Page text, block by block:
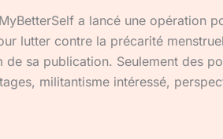
MyBetterSelf a lancé une opération
lutter contre la précarité
de sa publication. Seulement des
militantisme intéressé,